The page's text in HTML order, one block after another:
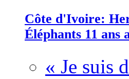
Côte d'Ivoire:
Éléphants 11 ans
« Je suis